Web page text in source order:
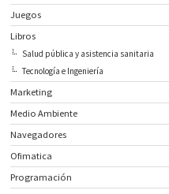
Juegos
Libros
Salud pública y asistencia sanitaria
Tecnología e Ingeniería
Marketing
Medio Ambiente
Navegadores
Ofimatica
Programación